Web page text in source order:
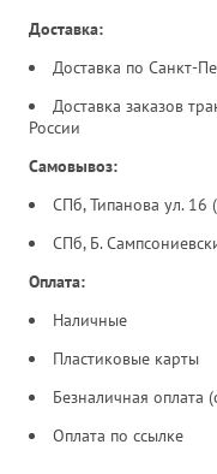
Доставка:
Доставка по Санкт-
Доставка заказов
России
Самовывоз:
СПб, Типанова ул. 16
СПб, Б.
Оплата:
Наличные
Пластиковые карты
Безналичная оплата
Оплата по ссылке